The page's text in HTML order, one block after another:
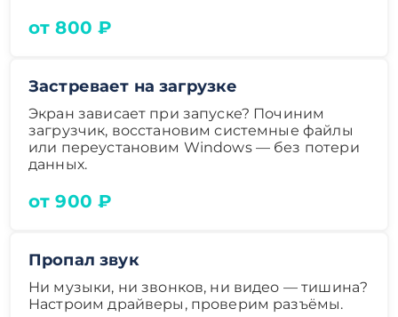
от 800 ₽
Застревает на загрузке
Экран зависает при запуске? Починим
загрузчик, восстановим системные файлы
или переустановим Windows — без потери
данных.
от 900 ₽
Пропал звук
Ни музыки, ни звонков, ни видео — тишина?
Настроим драйверы, проверим разъёмы.